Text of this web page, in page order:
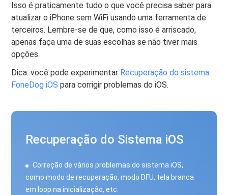
Isso é praticamente tudo o que você precisa saber para
atualizar o iPhone sem WiFi usando uma ferramenta de
terceiros. Lembre-se de que, como isso é arriscado,
apenas faça uma de suas escolhas se não tiver mais
opções.
Dica: você pode experimentar Recuperação do sistema
FoneDog iOS para corrigir problemas do iOS.
Recuperação do Sistema iOS
Correção de vários problemas do sistema iOS,
como modo de recuperação, modo DFU, tela branca
em loop na inicialização, etc.